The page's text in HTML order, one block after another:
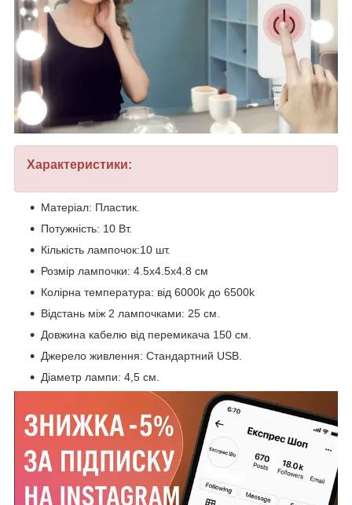
Характеристики:
Матеріал: Пластик.
Потужність: 10 Вт.
Кількість лампочок:10 шт.
Розмір лампочки: 4.5х4.5х4.8 см
Колірна температура: від 6000k до 6500k
Відстань між 2 лампочками: 25 см.
Довжина кабелю від перемикача 150 см.
Джерело живлення: Стандартний USB.
Діаметр лампи: 4,5 см.